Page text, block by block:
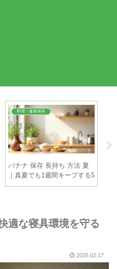
料理・食材保存
バナナ 保存 長持ち 方法 夏
｜真夏でも1週間キープする5
つのコツ
適な寝具環境を守る
2026.02.17